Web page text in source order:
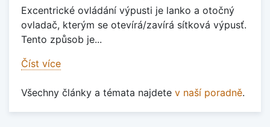
Excentrické ovládání výpusti je lanko a otočný
ovladač, kterým se otevírá/zavírá sítková výpusť.
Tento způsob je...
Číst více
Všechny články a témata najdete v naší poradně.